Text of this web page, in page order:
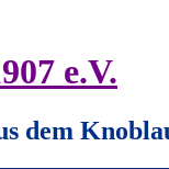
e.V.
dem